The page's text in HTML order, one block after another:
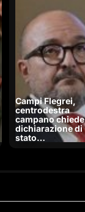
Campi Flegrei,
centrodestra
campano chiede
dichiarazione di
stato…